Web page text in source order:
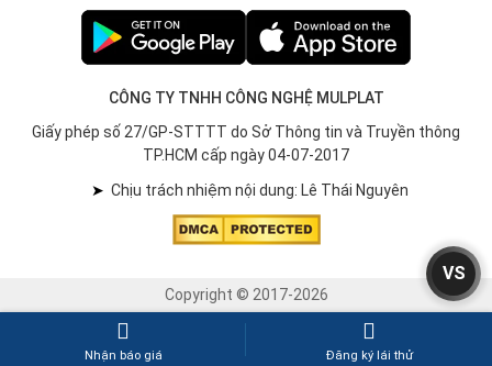
VS
CÔNG TY TNHH CÔNG NGHỆ MULPLAT
Giấy phép số 27/GP-STTTT do Sở Thông tin và Truyền thông
TP.HCM cấp ngày 04-07-2017
➤ Chịu trách nhiệm nội dung: Lê Thái Nguyên
Copyright © 2017-2026
Nhận báo giá Đăng ký lái thử